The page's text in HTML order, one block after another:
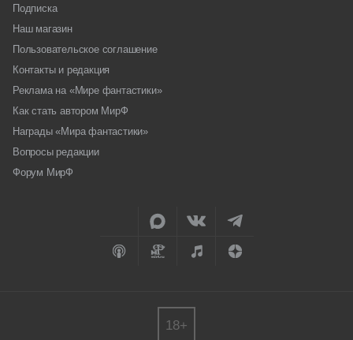
Подписка
Наш магазин
Пользовательское соглашение
Контакты и редакция
Реклама на «Мире фантастики»
Как стать автором МирФ
Награды «Мира фантастики»
Вопросы редакции
Форум МирФ
18+